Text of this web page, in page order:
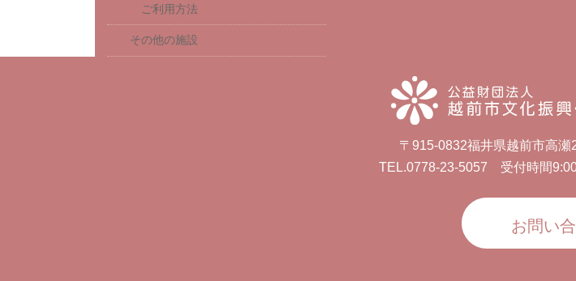
ご利用方法
その他の施設
〒915-0832福井県越前市高瀬
TEL.0778-23-5057 受付時間
お問い